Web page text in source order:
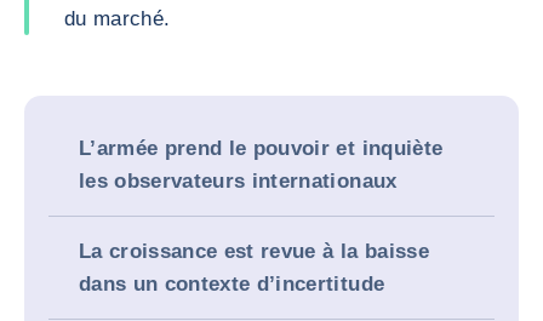
du marché.
L’armée prend le pouvoir et inquiète
les observateurs internationaux
La croissance est revue à la baisse
dans un contexte d’incertitude